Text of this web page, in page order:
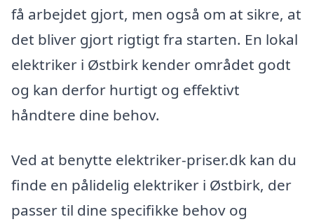
få arbejdet gjort, men også om at sikre, at
det bliver gjort rigtigt fra starten. En lokal
elektriker i Østbirk kender området godt
og kan derfor hurtigt og effektivt
håndtere dine behov.
Ved at benytte elektriker-priser.dk kan du
finde en pålidelig elektriker i Østbirk, der
passer til dine specifikke behov og